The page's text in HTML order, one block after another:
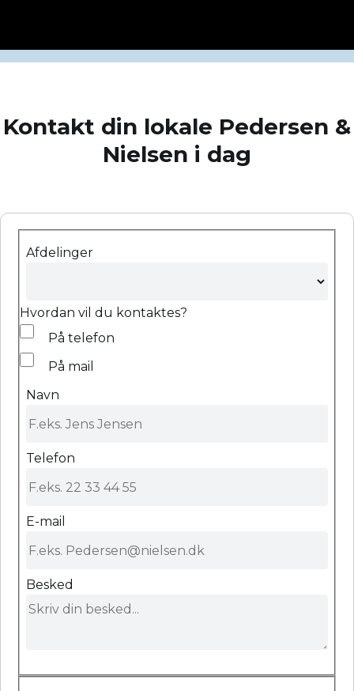
Kontakt din lokale Pedersen &
Nielsen i dag
Afdelinger
Hvordan vil du kontaktes?
På telefon
På mail
Navn
Telefon
E-mail
Besked